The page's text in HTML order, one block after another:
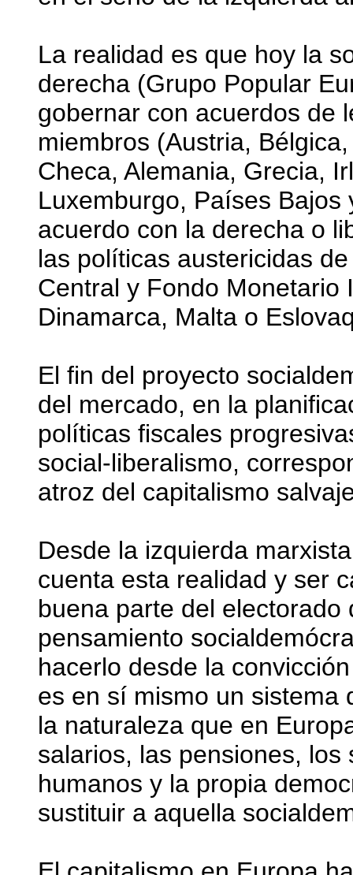
La realidad es que hoy la
derecha (Grupo Popular
gobernar con acuerdos de
miembros (Austria,
Checa, Alemania, Grecia,
Luxemburgo, Países
acuerdo con la derecha o
las políticas austericidas
Central y Fondo Monetario
Dinamarca, Malta o
El fin del proyecto
del mercado, en la
políticas fiscales
social-liberalismo,
atroz del capitalismo
Desde la izquierda
cuenta esta realidad y ser
buena parte del
pensamiento
hacerlo desde la
es en sí mismo un sistema
la naturaleza que en
salarios, las pensiones,
humanos y la propia
sustituir a aquella